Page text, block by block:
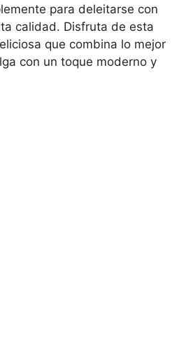
para deleitarse con
calidad. Disfruta de esta
que combina lo mejor
con un toque moderno y